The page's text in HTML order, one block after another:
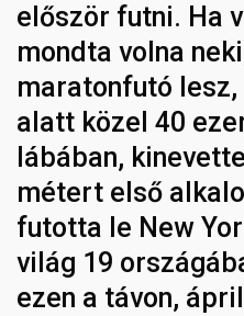
először futni. Ha
mondta volna
maratonfutó lesz,
alatt közel 40
lábában,
métert első
futotta le New
világ 19
ezen a távon,